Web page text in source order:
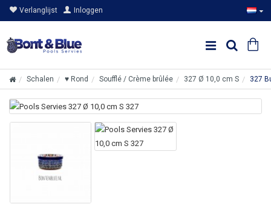
Verlanglijst Inloggen
Schalen ♥ Rond Soufflé / Crème brûlée 327 Ø 10,0 cm S 327